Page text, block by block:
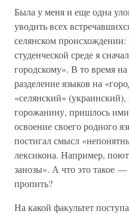
Была у меня и еще одна
уводить всех
селянском
студенческой среде я
городскому». В то время
разделение языков на
«селянский»
горожанину, пришлось
освоение своего родного
постигал смысл
лексикона. Например,
занозы». А что это такое
пропить?
На какой факультет